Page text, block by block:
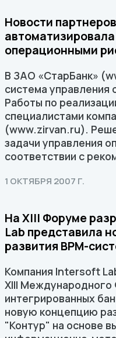
Новости
операционными
В ЗАО «СтарБанк»
система управления
Работы по
специалистами
(www.zirvan.ru).
задачи управления
соответствии с
1 ОКТЯБРЯ 2007 Г.
На XIII Форуме
Lab представила
развития BPM-
Компания Intersoft
XIII Международного
интегрированных
новую концепцию
"Контур" на основе